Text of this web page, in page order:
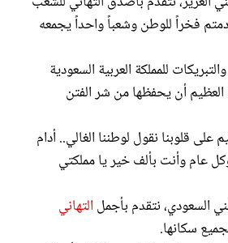
فخراً للوطن وشعباً واحداً يجمعه
للمملكة العربية السعودية
العظيم أن يحفظها من شر الفتن
على قلوبنا نقول لوطننا الغالي.. أدام
عام وأنت بألف خير يا مملكتي
السعودي، نتقدم بأجمل التهاني
سكانها.